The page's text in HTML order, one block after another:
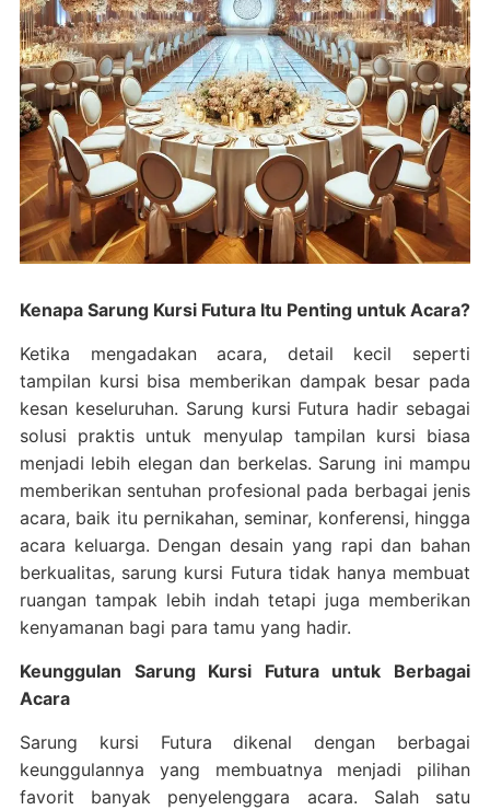
Kenapa Sarung Kursi Futura Itu Penting untuk Acara?
Ketika mengadakan acara, detail kecil seperti
tampilan kursi bisa memberikan dampak besar pada
kesan keseluruhan. Sarung kursi Futura hadir sebagai
solusi praktis untuk menyulap tampilan kursi biasa
menjadi lebih elegan dan berkelas. Sarung ini mampu
memberikan sentuhan profesional pada berbagai jenis
acara, baik itu pernikahan, seminar, konferensi, hingga
acara keluarga. Dengan desain yang rapi dan bahan
berkualitas, sarung kursi Futura tidak hanya membuat
ruangan tampak lebih indah tetapi juga memberikan
kenyamanan bagi para tamu yang hadir.
Keunggulan Sarung Kursi Futura untuk Berbagai
Acara
Sarung kursi Futura dikenal dengan berbagai
keunggulannya yang membuatnya menjadi pilihan
favorit banyak penyelenggara acara. Salah satu